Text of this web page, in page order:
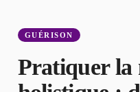
GUÉRISON
Pratiquer la